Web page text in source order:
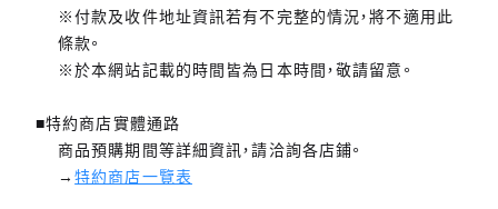
※付款及收件地址資訊若有不完整的情況，將不適用此
條款。
※於本網站記載的時間皆為日本時間，敬請留意。
■特約商店實體通路
商品預購期間等詳細資訊，請洽詢各店鋪。
→特約商店一覽表